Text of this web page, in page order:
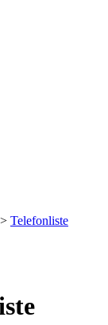
> Telefonliste